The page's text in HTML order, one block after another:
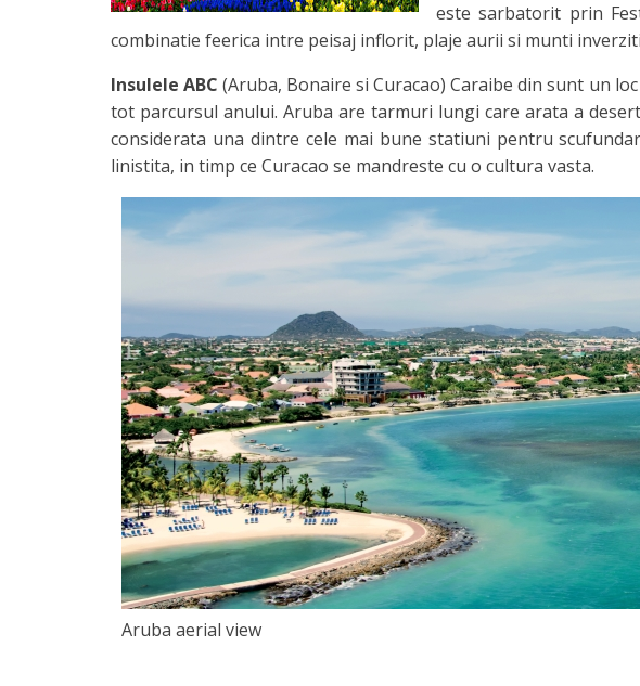
este sarbatorit prin
combinatie feerica intre peisaj inflorit, plaje aurii si munti
Insulele ABC (Aruba, Bonaire si Curacao) Caraibe din sunt un
tot parcursul anului. Aruba are tarmuri lungi care arata a
considerata una dintre cele mai bune statiuni pentru
linistita, in timp ce Curacao se mandreste cu o cultura vasta.
Aruba aerial view